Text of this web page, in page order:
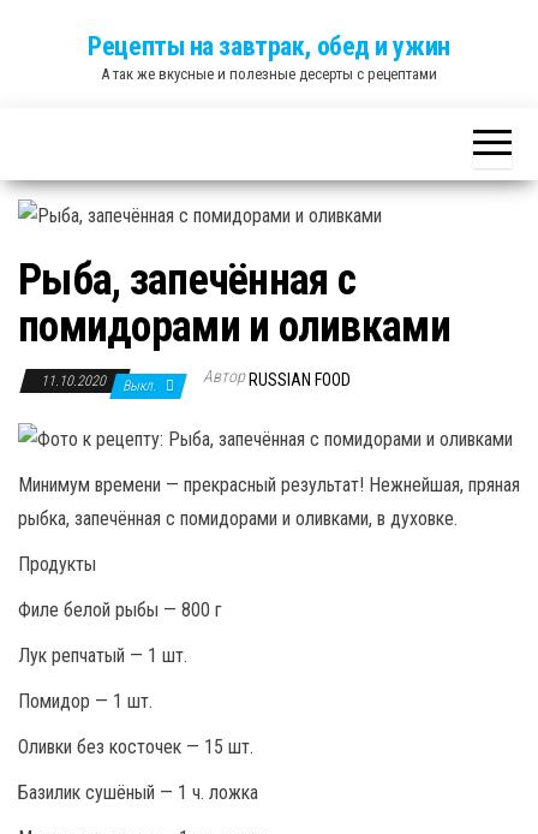
Рецепты на завтрак, обед и ужин
А так же вкусные и полезные десерты с рецептами
Рыба, запечённая с
помидорами и оливками
11.10.2020 Выкл. Автор RUSSIAN FOOD
Минимум времени — прекрасный результат! Нежнейшая, пряная
рыбка, запечённая с помидорами и оливками, в духовке.
Продукты
Филе белой рыбы — 800 г
Лук репчатый — 1 шт.
Помидор — 1 шт.
Оливки без косточек — 15 шт.
Базилик сушёный — 1 ч. ложка